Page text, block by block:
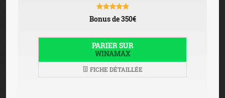
Bonus de 350€
PARIER SUR
WINAMAX
FICHE DÉTAILLÉE